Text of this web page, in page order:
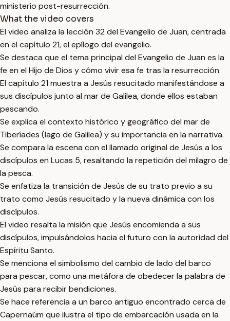
ministerio post-resurrección.
What the video covers
El video analiza la lección 32 del Evangelio de Juan, centrada
en el capítulo 21, el epílogo del evangelio.
Se destaca que el tema principal del Evangelio de Juan es la
fe en el Hijo de Dios y cómo vivir esa fe tras la resurrección.
El capítulo 21 muestra a Jesús resucitado manifestándose a
sus discípulos junto al mar de Galilea, donde ellos estaban
pescando.
Se explica el contexto histórico y geográfico del mar de
Tiberíades (lago de Galilea) y su importancia en la narrativa.
Se compara la escena con el llamado original de Jesús a los
discípulos en Lucas 5, resaltando la repetición del milagro de
la pesca.
Se enfatiza la transición de Jesús de su trato previo a su
trato como Jesús resucitado y la nueva dinámica con los
discípulos.
El video resalta la misión que Jesús encomienda a sus
discípulos, impulsándolos hacia el futuro con la autoridad del
Espíritu Santo.
Se menciona el simbolismo del cambio de lado del barco
para pescar, como una metáfora de obedecer la palabra de
Jesús para recibir bendiciones.
Se hace referencia a un barco antiguo encontrado cerca de
Capernaúm que ilustra el tipo de embarcación usada en la